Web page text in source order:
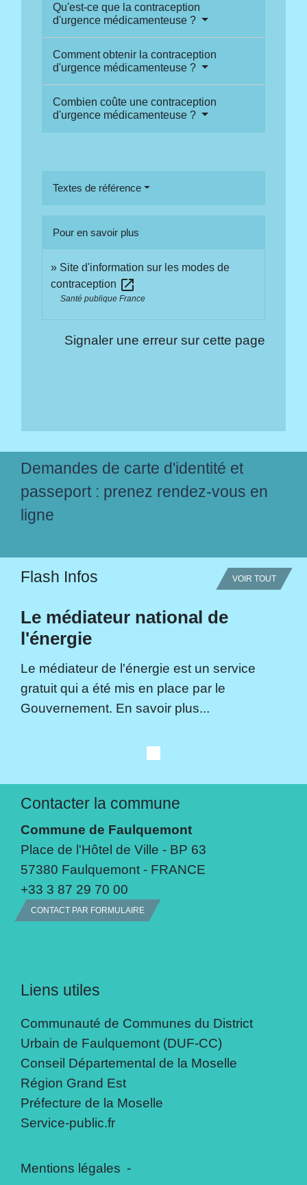
Qu'est-ce que la contraception
d'urgence médicamenteuse ?
Comment obtenir la contraception
d'urgence médicamenteuse ?
Combien coûte une contraception
d'urgence médicamenteuse ?
Textes de référence
Pour en savoir plus
Site d'information sur les modes de
contraception open_in_new
Santé publique France
Signaler une erreur sur cette page
Demandes de carte d'identité et
passeport : prenez rendez-vous en
ligne
Flash Infos VOIR TOUT
Le médiateur national de
l'énergie
Le médiateur de l'énergie est un service
gratuit qui a été mis en place par le
Gouvernement. En savoir plus...
Contacter la commune
Commune de Faulquemont
Place de l'Hôtel de Ville - BP 63
57380 Faulquemont - FRANCE
+33 3 87 29 70 00
CONTACT PAR FORMULAIRE
Liens utiles
Communauté de Communes du District
Urbain de Faulquemont (DUF-CC)
Conseil Départemental de la Moselle
Région Grand Est
Préfecture de la Moselle
Service-public.fr
Mentions légales -